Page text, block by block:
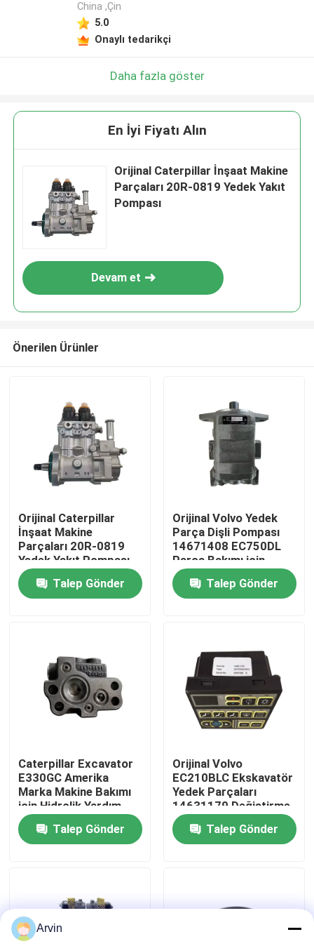
Ana sayfa
Ürünler
Fabrika turu
Kalite kontrol
Bize ulaşın
Haberler
Cummins'in yedek parçaları
China ,Çin
5.0
Onaylı tedarikçi
Daha fazla göster
En İyi Fiyatı Alın
Orijinal Caterpillar İnşaat Makine
Parçaları 20R-0819 Yedek Yakıt
Pompası
Devam et
Önerilen Ürünler
Orijinal Caterpillar
İnşaat Makine
Parçaları 20R-0819
Yedek Yakıt Pompası
Talep Gönder
Orijinal Volvo Yedek
Parça Dişli Pompası
14671408 EC750DL
Parça Bakımı için
Başvuru
Talep Gönder
Caterpillar Excavator
E330GC Amerika
Marka Makine Bakımı
için Hidrolik Yardım
Valf 487-5877
Talep Gönder
Orijinal Volvo
EC210BLC Ekskavatör
Yedek Parçaları
14631179 Değiştirme
Amaçlı Klima Kontrol
Paneli Talep Gönder
Arvin